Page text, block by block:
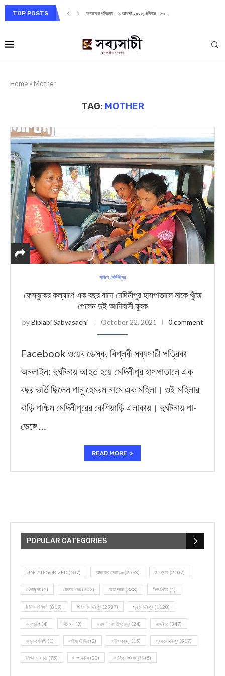
TOP POSTS আজকের পত্রিকা – ৯ আগস্ট ২০২৬, রবিবার– ২৩...
Home » Mother
TAG: MOTHER
পশ্চিম মেদিনীপুর
ফেসবুকের কল্যাণে এক বছর বাদে মেদিনীপুর হাসপাতালে মাকে খুঁজে
পেলেন দুই আদিবাসী যুবক
byBiplabi Sabyasachi October 22, 2021 0 comment
Facebook ওয়েব ডেস্ক, বিপ্লবী সব্যসাচী পত্রিকা
অনলাইন: দুর্ঘটনায় আহত হয়ে মেদিনীপুর হাসপাতালে এক
বছর ভর্তি ছিলেন পানু হেমরম নামে এক মহিলা। ওই মহিলার
বাড়ি পশ্চিম মেদিনীপুরের কেশিয়াড়ি এলাকায়। দুর্ঘটনায় পা-
ভেঙ্গে …
READ MORE
POPULAR CATEGORIES
UNCATEGORIZED (107) আজকের সেরা ১০ (2598) ই-পেপার (2107)
খেলাধূলো (5) জেলার খবর (602) ঝাড়গ্রাম (388) দিনপঞ্জিকা (1)
দৈনিক রাশিফল (819) পশ্চিম মেদিনীপুর (2937) পূর্ব মেদিনীপুর (1120)
বন্যপ্রাণ (4) বিনোদন(3) ভ্রমণ এবং তীর্থকেন্দ্র (24) রাজনীতি(347)
রান্না-রেসিপী (1) লাইফ স্টাইল (2) শরীর স্বাস্থ্য (15) শহর মেদিনীপুর (917)
শিক্ষা ব্যবস্থা (75) সম্পাদকীয় (20) সাহিত্য ও সংস্কৃতি(5)